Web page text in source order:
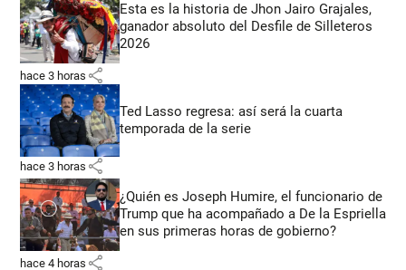
Esta es la historia de Jhon Jairo Grajales,
ganador absoluto del Desfile de Silleteros
2026
hace 3 horas share
Ted Lasso regresa: así será la cuarta
temporada de la serie
hace 3 horas share
¿Quién es Joseph Humire, el funcionario de
Trump que ha acompañado a De la Espriella
en sus primeras horas de gobierno?
hace 4 horas share